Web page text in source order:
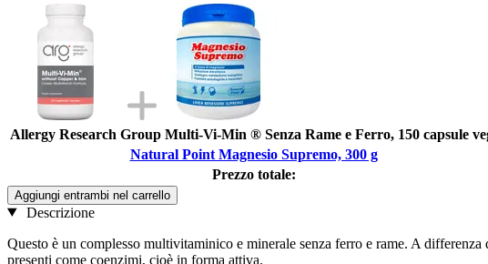
Allergy Research Group Multi-Vi-Min ® Senza Rame e Ferro, 150 capsule
Natural Point Magnesio Supremo, 300 g
Prezzo totale:
Aggiungi entrambi nel carrello
Descrizione
Questo è un complesso multivitaminico e minerale senza ferro e rame. A
presenti come coenzimi, cioè in forma attiva.